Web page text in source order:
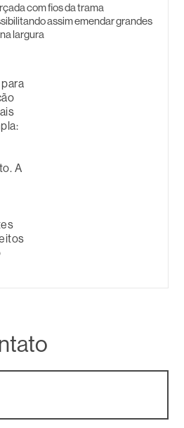
com fios da trama
assim emendar grandes
largura
A